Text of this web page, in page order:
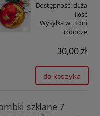
Dostępność:duża
ilość
Wysyłka w:3 dni
robocze
30,00 zł
do koszyka
szklane 7